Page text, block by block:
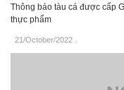
Thông báo tàu cá được cấp
thực phẩm
21/October/2022